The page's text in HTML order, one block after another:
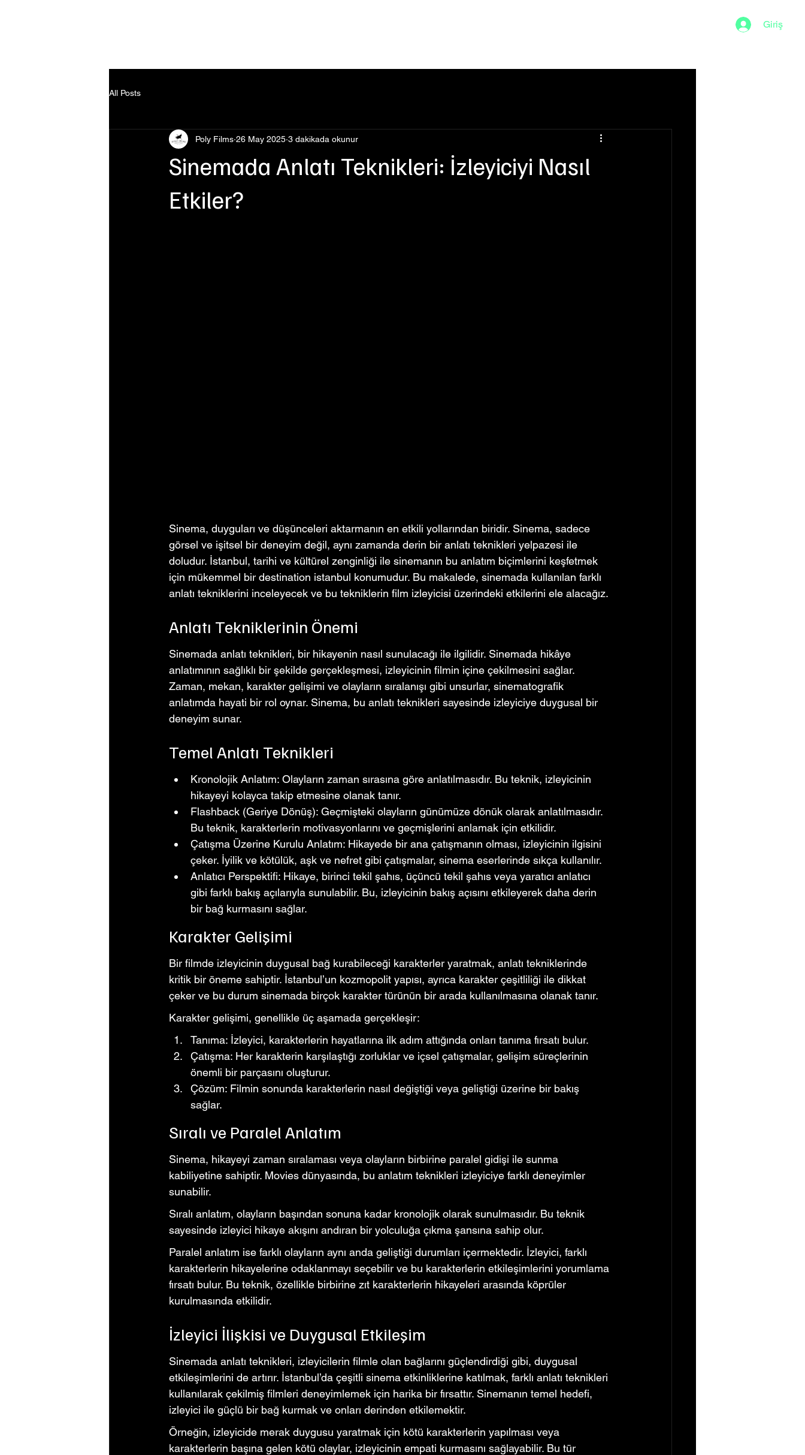
Giriş
All Posts
Sinemada Anlatı Teknikleri: İzleyiciyi Nasıl
Etkiler?
Poly Films 26 May 2025 3 dakikada okunur
Sinema, duyguları ve düşünceleri aktarmanın en etkili yollarından biridir. Sinema, sadece
görsel ve işitsel bir deneyim değil, aynı zamanda derin bir anlatı teknikleri yelpazesi ile
doludur. İstanbul, tarihi ve kültürel zenginliği ile sinemanın bu anlatım biçimlerini keşfetmek
için mükemmel bir destination istanbul konumudur. Bu makalede, sinemada kullanılan farklı
anlatı tekniklerini inceleyecek ve bu tekniklerin film izleyicisi üzerindeki etkilerini ele alacağız.
Anlatı Tekniklerinin Önemi
Sinemada anlatı teknikleri, bir hikayenin nasıl sunulacağı ile ilgilidir. Sinemada hikâye
anlatımının sağlıklı bir şekilde gerçekleşmesi, izleyicinin filmin içine çekilmesini sağlar.
Zaman, mekan, karakter gelişimi ve olayların sıralanışı gibi unsurlar, sinematografik
anlatımda hayati bir rol oynar. Sinema, bu anlatı teknikleri sayesinde izleyiciye duygusal bir
deneyim sunar.
Temel Anlatı Teknikleri
Kronolojik Anlatım: Olayların zaman sırasına göre anlatılmasıdır. Bu teknik, izleyicinin
hikayeyi kolayca takip etmesine olanak tanır.
Flashback (Geriye Dönüş): Geçmişteki olayların günümüze dönük olarak anlatılmasıdır.
Bu teknik, karakterlerin motivasyonlarını ve geçmişlerini anlamak için etkilidir.
Çatışma Üzerine Kurulu Anlatım: Hikayede bir ana çatışmanın olması, izleyicinin ilgisini
çeker. İyilik ve kötülük, aşk ve nefret gibi çatışmalar, sinema eserlerinde sıkça kullanılır.
Anlatıcı Perspektifi: Hikaye, birinci tekil şahıs, üçüncü tekil şahıs veya yaratıcı anlatıcı
gibi farklı bakış açılarıyla sunulabilir. Bu, izleyicinin bakış açısını etkileyerek daha derin
bir bağ kurmasını sağlar.
Karakter Gelişimi
Bir filmde izleyicinin duygusal bağ kurabileceği karakterler yaratmak, anlatı tekniklerinde
kritik bir öneme sahiptir. İstanbul’un kozmopolit yapısı, ayrıca karakter çeşitliliği ile dikkat
çeker ve bu durum sinemada birçok karakter türünün bir arada kullanılmasına olanak tanır.
Karakter gelişimi, genellikle üç aşamada gerçekleşir:
Tanıma: İzleyici, karakterlerin hayatlarına ilk adım attığında onları tanıma fırsatı bulur.
Çatışma: Her karakterin karşılaştığı zorluklar ve içsel çatışmalar, gelişim süreçlerinin
önemli bir parçasını oluşturur.
Çözüm: Filmin sonunda karakterlerin nasıl değiştiği veya geliştiği üzerine bir bakış
sağlar.
Sıralı ve Paralel Anlatım
Sinema, hikayeyi zaman sıralaması veya olayların birbirine paralel gidişi ile sunma
kabiliyetine sahiptir. Movies dünyasında, bu anlatım teknikleri izleyiciye farklı deneyimler
sunabilir.
Sıralı anlatım, olayların başından sonuna kadar kronolojik olarak sunulmasıdır. Bu teknik
sayesinde izleyici hikaye akışını andıran bir yolculuğa çıkma şansına sahip olur.
Paralel anlatım ise farklı olayların aynı anda geliştiği durumları içermektedir. İzleyici, farklı
karakterlerin hikayelerine odaklanmayı seçebilir ve bu karakterlerin etkileşimlerini yorumlama
fırsatı bulur. Bu teknik, özellikle birbirine zıt karakterlerin hikayeleri arasında köprüler
kurulmasında etkilidir.
İzleyici İlişkisi ve Duygusal Etkileşim
Sinemada anlatı teknikleri, izleyicilerin filmle olan bağlarını güçlendirdiği gibi, duygusal
etkileşimlerini de artırır. İstanbul’da çeşitli sinema etkinliklerine katılmak, farklı anlatı teknikleri
kullanılarak çekilmiş filmleri deneyimlemek için harika bir fırsattır. Sinemanın temel hedefi,
izleyici ile güçlü bir bağ kurmak ve onları derinden etkilemektir.
Örneğin, izleyicide merak duygusu yaratmak için kötü karakterlerin yapılması veya
karakterlerin başına gelen kötü olaylar, izleyicinin empati kurmasını sağlayabilir. Bu tür